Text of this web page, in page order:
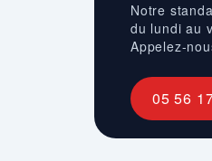
Notre
du lundi au
Appelez-
05 56